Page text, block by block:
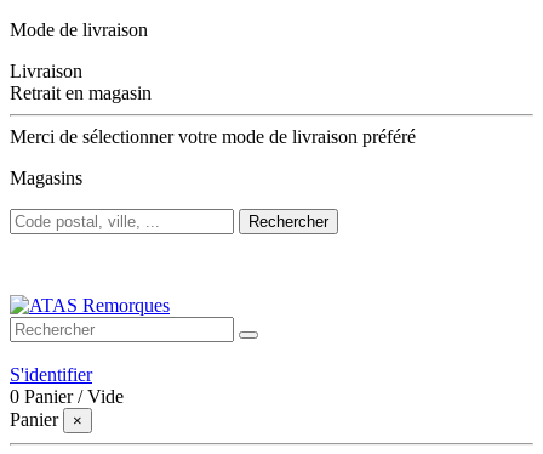
Mode de livraison
Livraison
Retrait en magasin
Merci de sélectionner votre mode de livraison préféré
Magasins
Rechercher
S'identifier
0 Panier /Vide
Panier
×